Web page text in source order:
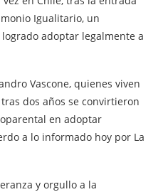
Igualitario, un
adoptar legalmente a
Vascone, quienes viven
dos años se convirtieron
en adoptar
a lo informado hoy por La
y orgullo a la